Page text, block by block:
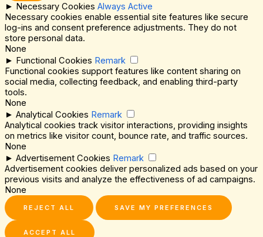
► Necessary Cookies Always Active
Necessary cookies enable essential site features like secure
log-ins and consent preference adjustments. They do not
store personal data.
None
► Functional Cookies Remark
Functional cookies support features like content sharing on
social media, collecting feedback, and enabling third-party
tools.
None
► Analytical Cookies Remark
Analytical cookies track visitor interactions, providing insights
on metrics like visitor count, bounce rate, and traffic sources.
None
► Advertisement Cookies Remark
Advertisement cookies deliver personalized ads based on your
previous visits and analyze the effectiveness of ad campaigns.
None
REJECT ALL SAVE MY PREFERENCES
ACCEPT ALL